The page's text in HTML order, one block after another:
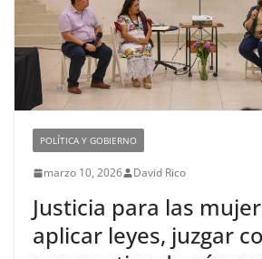
POLÍTICA Y GOBIERNO
marzo 10, 2026 David Rico
Justicia para las
aplicar leyes, juzgar